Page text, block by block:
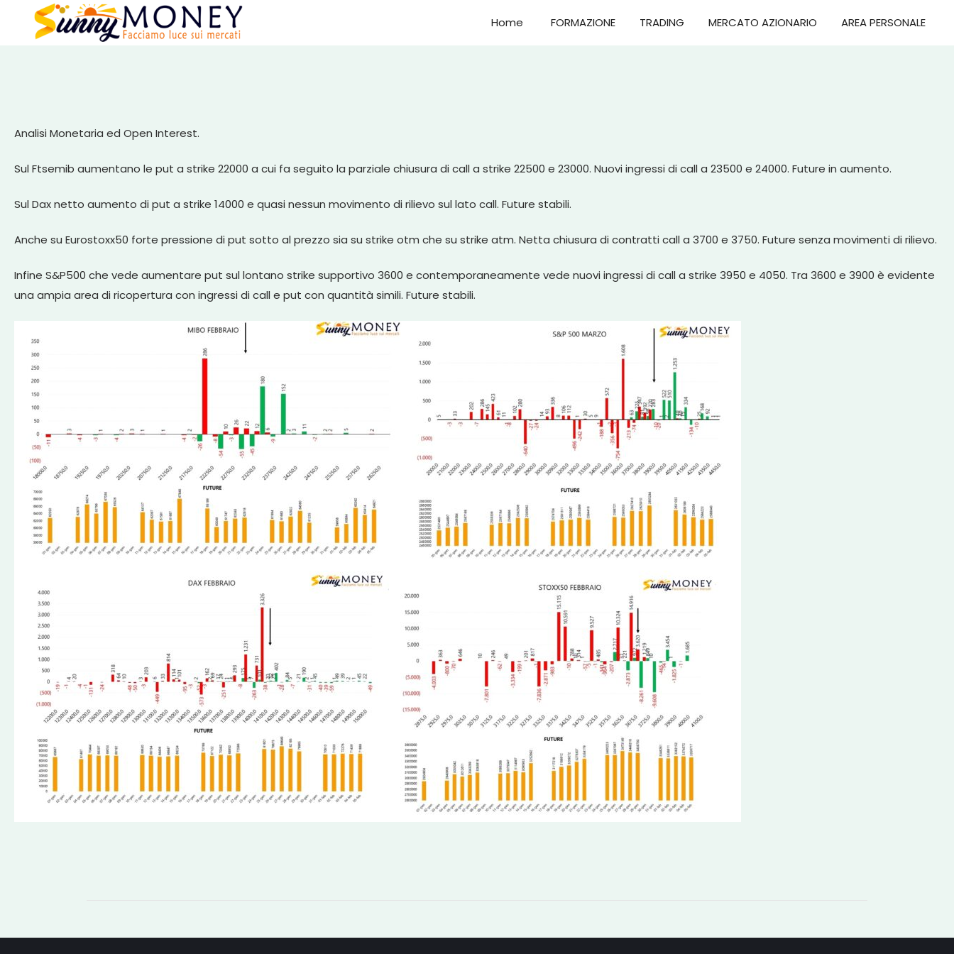
Home FORMAZIONE TRADING MERCATO AZIONARIO AREA PERSONALE
Analisi Monetaria ed Open Interest.
Sul Ftsemib aumentano le put a strike 22000 a cui fa seguito la parziale chiusura di call a strike 22500 e 23000. Nuovi ingressi di call a 23500 e 24000. Future in aumento.
Sul Dax netto aumento di put a strike 14000 e quasi nessun movimento di rilievo sul lato call. Future stabili.
Anche su Eurostoxx50 forte pressione di put sotto al prezzo sia su strike otm che su strike atm. Netta chiusura di contratti call a 3700 e 3750. Future senza movimenti di rilievo.
Infine S&P500 che vede aumentare put sul lontano strike supportivo 3600 e contemporaneamente vede nuovi ingressi di call a strike 3950 e 4050. Tra 3600 e 3900 è evidente
una ampia area di ricopertura con ingressi di call e put con quantità simili. Future stabili.